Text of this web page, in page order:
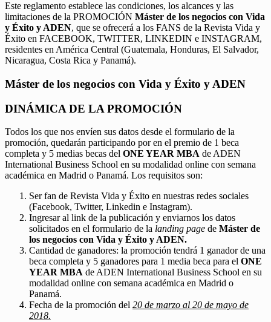
Este reglamento establece las condiciones, los alcances y las
limitaciones de la PROMOCIÓN Máster de los negocios con Vida
y Éxito y ADEN, que se ofrecerá a los FANS de la Revista Vida y
Éxito en FACEBOOK, TWITTER, LINKEDIN e INSTAGRAM,
residentes en América Central (Guatemala, Honduras, El Salvador,
Nicaragua, Costa Rica y Panamá).
Máster de los negocios con Vida y Éxito y ADEN
DINÁMICA DE LA PROMOCIÓN
Todos los que nos envíen sus datos desde el formulario de la
promoción, quedarán participando por en el premio de 1 beca
completa y 5 medias becas del ONE YEAR MBA de ADEN
International Business School en su modalidad online con semana
académica en Madrid o Panamá. Los requisitos son:
Ser fan de Revista Vida y Éxito en nuestras redes sociales
(Facebook, Twitter, Linkedin e Instagram).
Ingresar al link de la publicación y enviarnos los datos
solicitados en el formulario de la landing page de Máster de
los negocios con Vida y Éxito y ADEN.
Cantidad de ganadores: la promoción tendrá 1 ganador de una
beca completa y 5 ganadores para 1 media beca para el ONE
YEAR MBA de ADEN International Business School en su
modalidad online con semana académica en Madrid o
Panamá.
Fecha de la promoción del 20 de marzo al 20 de mayo de
2018.